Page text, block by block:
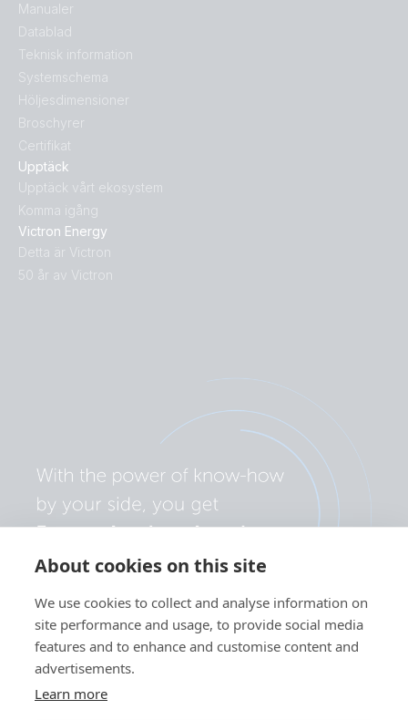
About cookies on this site
We use cookies to collect and analyse information on
site performance and usage, to provide social media
features and to enhance and customise content and
advertisements.
Learn more
Upptäck
Upptäck vårt ekosystem
Komma igång
Victron Energy
Detta är Victron
50 år av Victron
Manualer
Datablad
Teknisk information
Systemschema
Höljesdimensioner
Broschyrer
Certifikat